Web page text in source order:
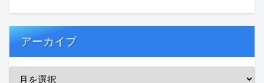
アーカイブ